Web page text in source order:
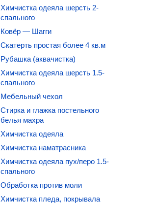
Химчистка одеяла шерсть 2-
спального
Ковёр — Шагги
Скатерть простая более 4 кв.м
Рубашка (аквачистка)
Химчистка одеяла шерсть 1.5-
спального
Мебельный чехол
Стирка и глажка постельного
белья махра
Химчистка одеяла
Химчистка наматрасника
Химчистка одеяла пух/перо 1.5-
спального
Обработка против моли
Химчистка пледа, покрывала